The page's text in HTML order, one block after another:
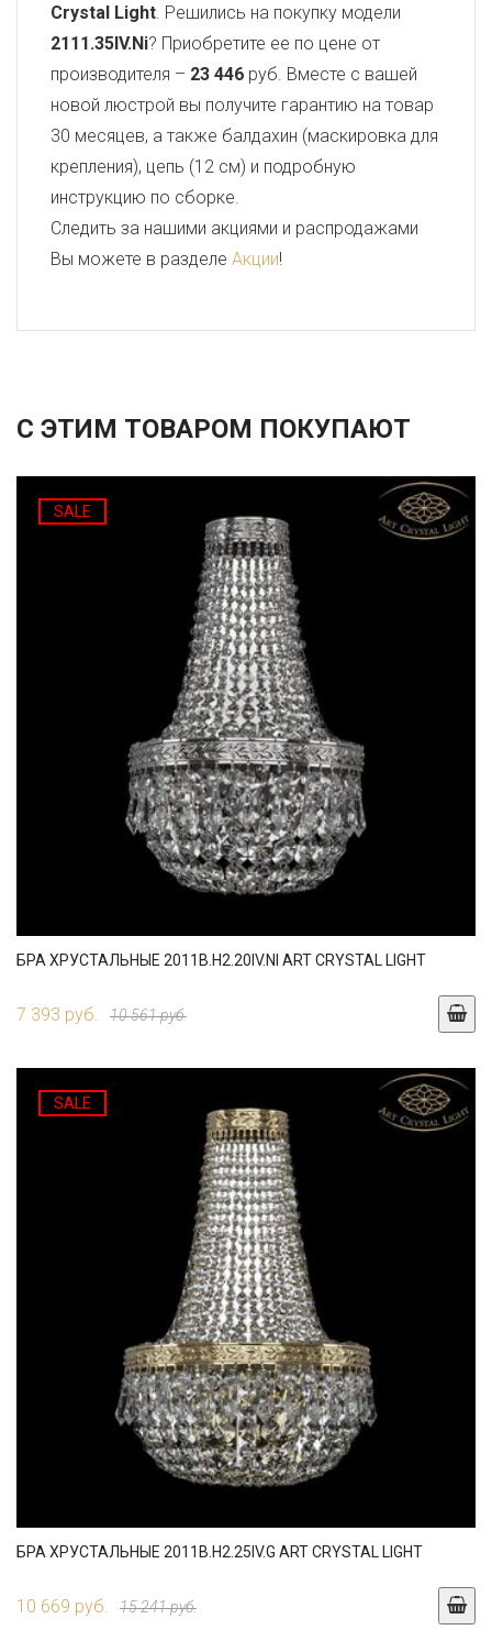
Crystal Light. Решились на покупку модели
2111.35IV.Ni? Приобретите ее по цене от
производителя – 23 446 руб. Вместе с вашей
новой люстрой вы получите гарантию на товар
30 месяцев, а также балдахин (маскировка для
крепления), цепь (12 см) и подробную
инструкцию по сборке.
Следить за нашими акциями и распродажами
Вы можете в разделе Акции!
С ЭТИМ ТОВАРОМ ПОКУПАЮТ
SALE
БРА ХРУСТАЛЬНЫЕ 2011B.H2.20IV.NI ART CRYSTAL LIGHT
7 393 руб. 10 561 руб.
SALE
БРА ХРУСТАЛЬНЫЕ 2011B.H2.25IV.G ART CRYSTAL LIGHT
10 669 руб. 15 241 руб.